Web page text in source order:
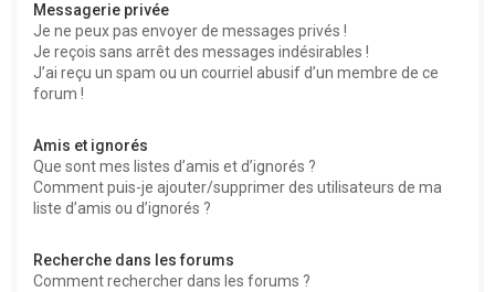
Messagerie privée
Je ne peux pas envoyer de messages privés !
Je reçois sans arrêt des messages indésirables !
J’ai reçu un spam ou un courriel abusif d’un membre de ce
forum !
Amis et ignorés
Que sont mes listes d’amis et d’ignorés ?
Comment puis-je ajouter/supprimer des utilisateurs de ma
liste d’amis ou d’ignorés ?
Recherche dans les forums
Comment rechercher dans les forums ?